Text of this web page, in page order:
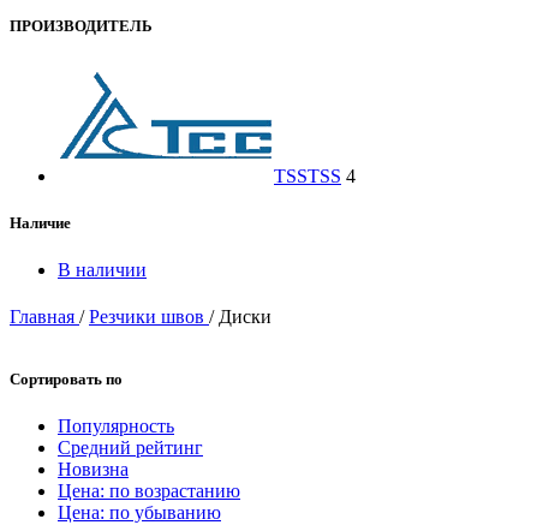
ПРОИЗВОДИТЕЛЬ
TSSTSS 4
Наличие
В наличии
Главная / Резчики швов / Диски
Сортировать по
Популярность
Средний рейтинг
Новизна
Цена: по возрастанию
Цена: по убыванию